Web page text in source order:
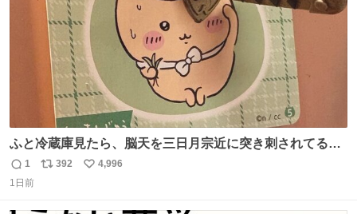
ふと冷蔵庫見たら、脳天を三日月宗近に突き刺されてるく
りまんじゅうパイセンが
返
信
1
リ
392
い
4,996
1日前